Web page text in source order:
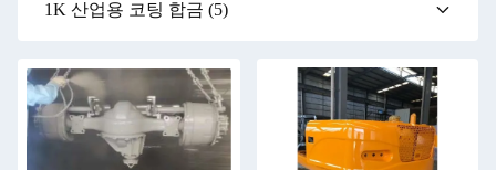
1K 산업용 코팅 합금 (5)